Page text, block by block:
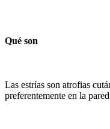
Qué son
Las estrías son atrofias
preferentemente en la